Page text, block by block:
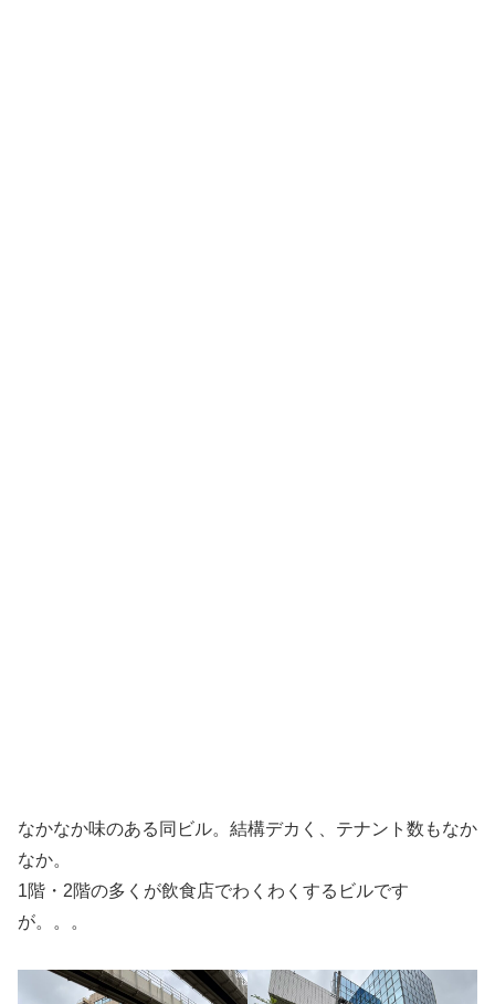
なかなか味のある同ビル。結構デカく、テナント数もなか
なか。
1階・2階の多くが飲食店でわくわくするビルです
が。。。